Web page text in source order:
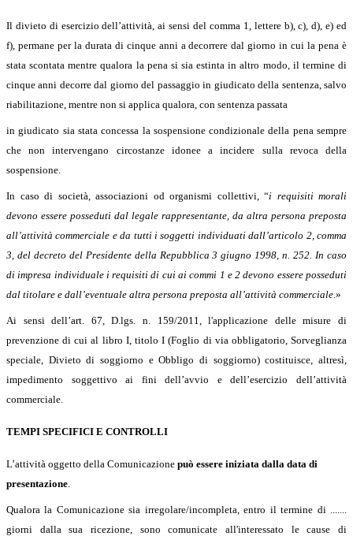
Il divieto di esercizio dell’attività, ai sensi del comma 1, lettere b), c), d), e) ed
f), permane per la durata di cinque anni a decorrere dal giorno in cui la pena è
stata scontata mentre qualora la pena si sia estinta in altro modo, il termine di
cinque anni decorre dal giorno del passaggio in giudicato della sentenza, salvo
riabilitazione, mentre non si applica qualora, con sentenza passata
in giudicato sia stata concessa la sospensione condizionale della pena sempre
che non intervengano circostanze idonee a incidere sulla revoca della
sospensione.
In caso di società, associazioni od organismi collettivi, “i requisiti morali
devono essere posseduti dal legale rappresentante, da altra persona preposta
all’attività commerciale e da tutti i soggetti individuati dall’articolo 2, comma
3, del decreto del Presidente della Repubblica 3 giugno 1998, n. 252. In caso
di impresa individuale i requisiti di cui ai commi 1 e 2 devono essere posseduti
dal titolare e dall’eventuale altra persona preposta all’attività commerciale .»
Ai sensi dell’art. 67, D.lgs. n. 159/2011, l'applicazione delle misure di
prevenzione di cui al libro I, titolo I (Foglio di via obbligatorio, Sorveglianza
speciale, Divieto di soggiorno e Obbligo di soggiorno) costituisce, altresì,
impedimento soggettivo ai fini dell’avvio e dell’esercizio dell’attività
commerciale.
TEMPI SPECIFICI E CONTROLLI
L’attività oggetto della Comunicazione può essere iniziata dalla data di
presentazione
Qualora la Comunicazione sia irregolare/incompleta, entro il termine di .......
giorni dalla sua ricezione, sono comunicate all'interessato le cause di